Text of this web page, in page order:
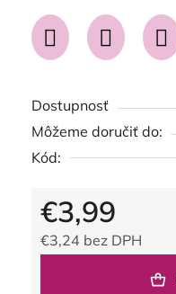
Dostupnosť
Môžeme doručiť do:
Kód:
€3,99
€3,24 bez DPH